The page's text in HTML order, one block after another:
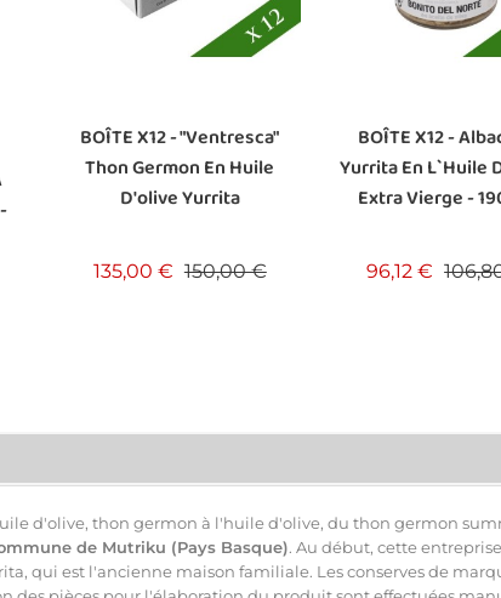
BOÎTE X12 - "Ventresca"
Thon Germon En Huile
D'olive Yurrita
135,00 € Prix de base
150,00 €Prix
BOÎTE X12 -
Yurrita En L`Huile
Extra Vierge -
96,12 € Prix
d'olive, thon germon à l'huile d'olive, du thon germon
de Mutriku (Pays Basque). Au début, cette
qui est l'ancienne maison familiale. Les conserves de